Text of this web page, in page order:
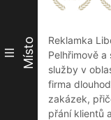
III Místo
Reklamka
Pelhřimově
služby v
firma
zakázek,
přání klientů